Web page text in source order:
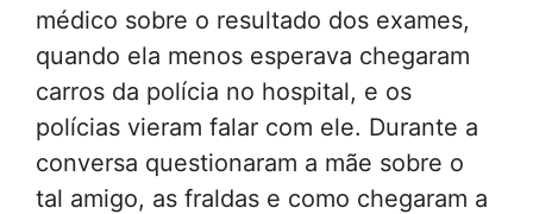
médico sobre o resultado dos exames,
quando ela menos esperava chegaram
carros da polícia no hospital, e os
polícias vieram falar com ele. Durante a
conversa questionaram a mãe sobre o
tal amigo, as fraldas e como chegaram a